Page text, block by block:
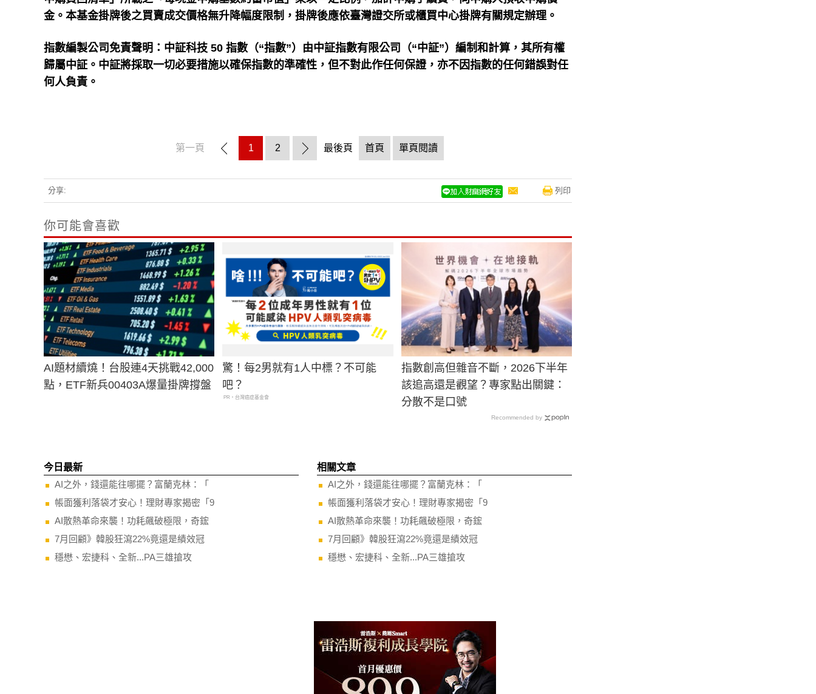
金。本基金掛牌後之買賣成交價格無升降幅度限制，掛牌後應依臺灣證交所或櫃買中心掛牌有關規定辦理。
指數編製公司免責聲明：中証科技 50 指數（“指數”）由中証指數有限公司（“中証”）編制和計算，其所有權
歸屬中証。中証將採取一切必要措施以確保指數的準確性，但不對此作任何保證，亦不因指數的任何錯誤對任
何人負責。
第一頁 1 2 最後頁 首頁 單頁閱讀
分享: 列印
你可能會喜歡
AI題材續燒！台股連4天挑戰42,000
點，ETF新兵00403A爆量掛牌撐盤
驚！每2男就有1人中標？不可能
吧？
PR・台灣癌症基金會
指數創高但雜音不斷，2026下半年
該追高還是觀望？專家點出關鍵：
分散不是口號
Recommended by
今日最新
AI之外，錢還能往哪擺？富蘭克林：「
帳面獲利落袋才安心！理財專家揭密「9
AI散熱革命來襲！功耗飆破極限，奇鋐
7月回顧》韓股狂瀉22%竟還是績效冠
穩懋、宏捷科、全新...PA三雄搶攻
相關文章
AI之外，錢還能往哪擺？富蘭克林：「
帳面獲利落袋才安心！理財專家揭密「9
AI散熱革命來襲！功耗飆破極限，奇鋐
7月回顧》韓股狂瀉22%竟還是績效冠
穩懋、宏捷科、全新...PA三雄搶攻